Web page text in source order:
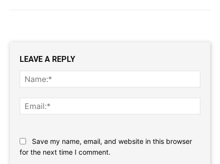
LEAVE A REPLY
Save my name, email, and website in this browser
for the next time I comment.